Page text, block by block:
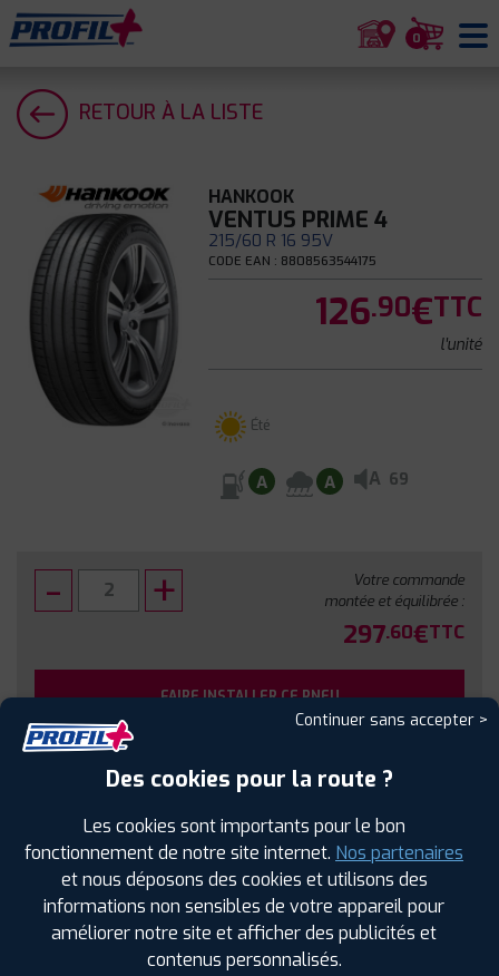
0
RETOUR À LA LISTE
HANKOOK
VENTUS PRIME 4
215/60 R 16 95V
CODE EAN : 8808563544175
126.90€TTC
l'unité
Été
A A A 69
Votre commande
montée et équilibrée :
297.60€TTC
FAIRE INSTALLER CE PNEU
Sous réserve de disponibilité en agence
SPÉCIFICATIONS AVIS CLIENTS ÉTIQUETAGE
Étiquetage
Continuer sans accepter >
Des cookies pour la route ?
Les cookies sont importants pour le bon
fonctionnement de notre site internet. Nos partenaires
et nous déposons des cookies et utilisons des
informations non sensibles de votre appareil pour
améliorer notre site et afficher des publicités et
contenus personnalisés.